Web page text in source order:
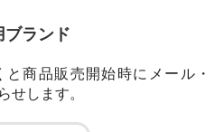
ブランド
と商品販売開始時にメール・
せします。